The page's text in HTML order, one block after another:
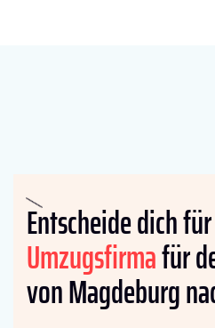
Entscheide dich
Umzugsfirmafür
von Magdeburg